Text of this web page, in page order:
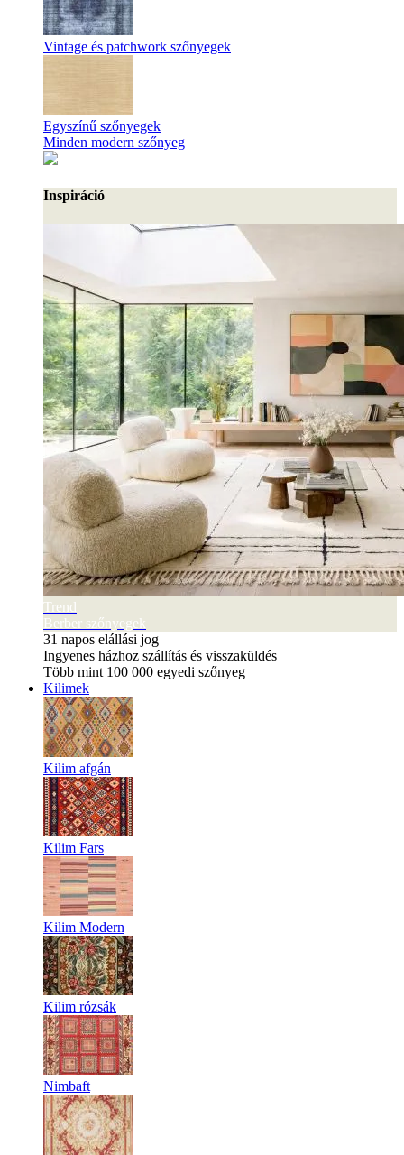
Vintage és patchwork szőnyegek
Egyszínű szőnyegek
Minden modern szőnyeg
Inspiráció
Trend
Berber szőnyegek
31 napos elállási jog
Ingyenes házhoz szállítás és visszaküldés
Több mint 100 000 egyedi szőnyeg
Kilimek
Kilim afgán
Kilim Fars
Kilim Modern
Kilim rózsák
Nimbaft